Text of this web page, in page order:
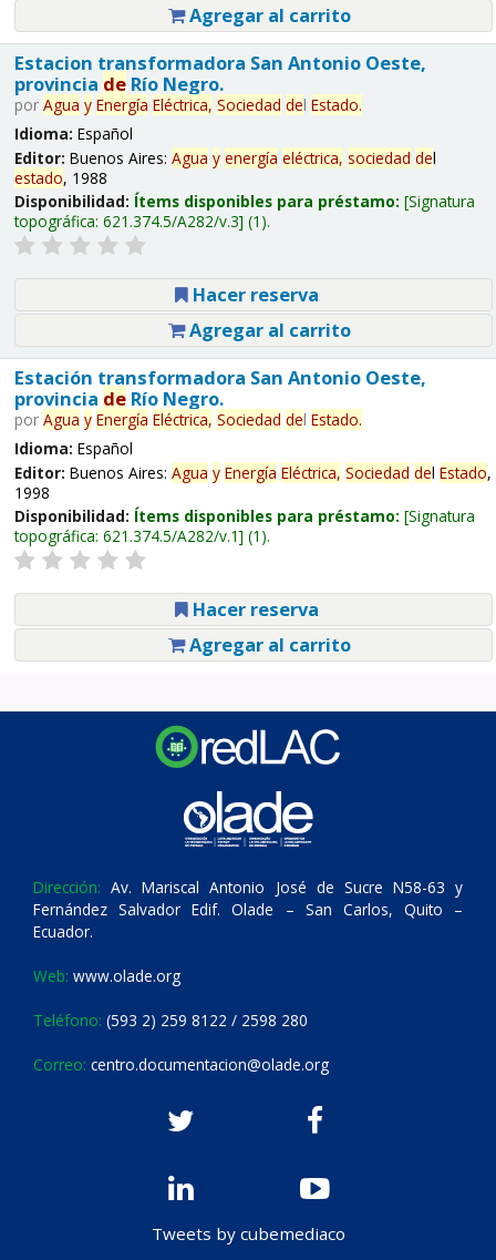
Agregar al carrito
Estacion transformadora San Antonio Oeste,
provincia deRío Negro.
por Agua y Energía Eléctrica, Sociedad del Estado.
Idioma: Español
Editor: Buenos Aires: Agua y energía eléctrica, sociedad del
estado, 1988
Disponibilidad: Ítems disponibles para préstamo: Signatura
topográfica: 621.374.5/A282/v.3 (1).
Hacer reserva
Agregar al carrito
Estación transformadora San Antonio Oeste,
provincia deRío Negro.
por Agua y Energía Eléctrica, Sociedad del Estado.
Idioma: Español
Editor: Buenos Aires: Agua y Energía Eléctrica, Sociedad del Estado,
1998
Disponibilidad: Ítems disponibles para préstamo: Signatura
topográfica: 621.374.5/A282/v.1 (1).
Hacer reserva
Agregar al carrito
Dirección: Av. Mariscal Antonio José de Sucre N58-63 y
Fernández Salvador Edif. Olade – San Carlos, Quito –
Ecuador.
Web: www.olade.org
Teléfono: (593 2) 259 8122 / 2598 280
Correo: centro.documentacion@olade.org
Tweets by cubemediaco